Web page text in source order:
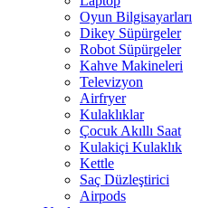
Oyun Bilgisayarları
Dikey Süpürgeler
Robot Süpürgeler
Kahve Makineleri
Televizyon
Airfryer
Kulaklıklar
Çocuk Akıllı Saat
Kulakiçi Kulaklık
Kettle
Saç Düzleştirici
Airpods